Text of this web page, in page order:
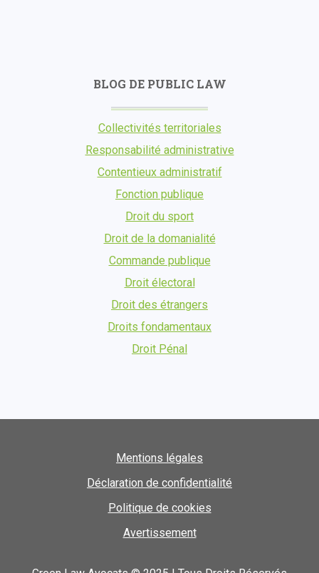
BLOG DE PUBLIC LAW
Collectivités territoriales
Responsabilité administrative
Contentieux administratif
Fonction publique
Droit du sport
Droit de la domanialité
Commande publique
Droit électoral
Droit des étrangers
Droits fondamentaux
Droit Pénal
Mentions légales
Déclaration de confidentialité
Politique de cookies
Avertissement